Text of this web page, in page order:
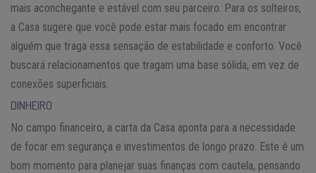
mais aconchegante e estável com seu parceiro. Para os solteiros,
a Casa sugere que você pode estar mais focado em encontrar
alguém que traga essa sensação de estabilidade e conforto. Você
buscará relacionamentos que tragam uma base sólida, em vez de
conexões superficiais.
DINHEIRO
No campo financeiro, a carta da Casa aponta para a necessidade
de focar em segurança e investimentos de longo prazo. Este é um
bom momento para planejar suas finanças com cautela, pensando